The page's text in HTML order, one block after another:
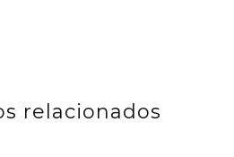
relacionados